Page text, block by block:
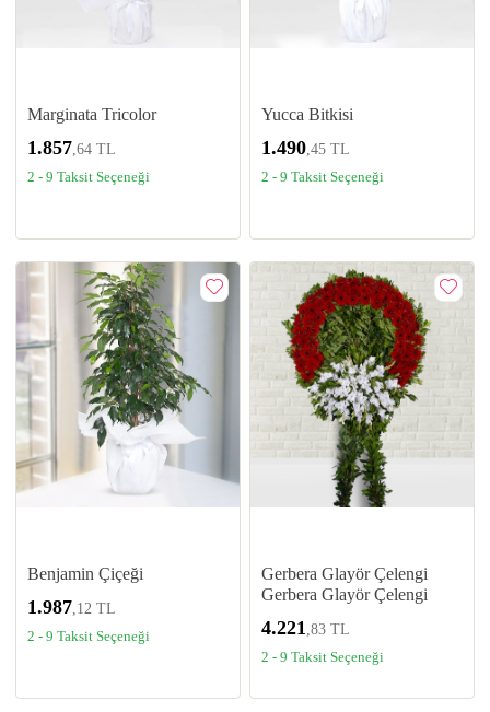
Marginata Tricolor
1.857,64 TL
2 - 9 Taksit Seçeneği
Yucca Bitkisi
1.490,45 TL
2 - 9 Taksit Seçeneği
Benjamin Çiçeği
1.987,12 TL
2 - 9 Taksit Seçeneği
Gerbera Glayör Çelengi
Gerbera Glayör Çelengi
4.221,83 TL
2 - 9 Taksit Seçeneği